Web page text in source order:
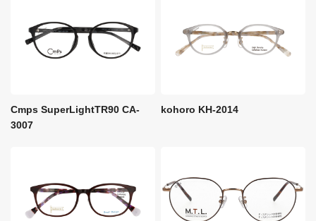
Cmps SuperLightTR90 CA-
3007
kohoro KH-2014